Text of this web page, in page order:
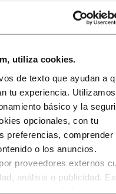
utiliza cookies.
de texto que ayudan a
tu experiencia.
básico y la
opcionales, con tu
preferencias, comprender
o los anuncios.
proveedores externos
análisis o publicidad.